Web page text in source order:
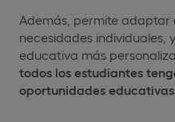
Además, permite adaptar
necesidades individuales,
educativa más
todos los estudiantes
oportunidades